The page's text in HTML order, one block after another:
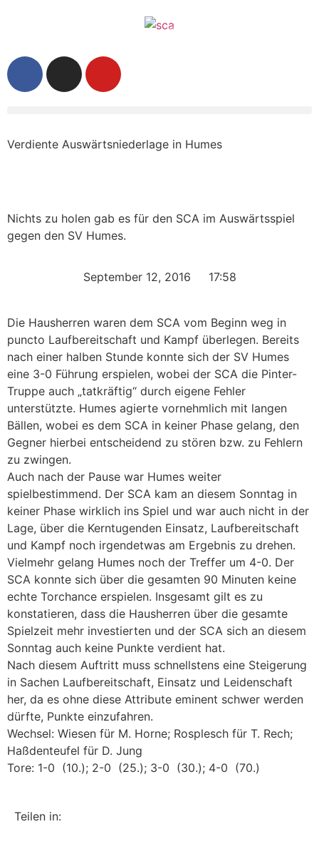
Verdiente Auswärtsniederlage in Humes
Nichts zu holen gab es für den SCA im Auswärtsspiel
gegen den SV Humes.
September 12, 2016 17:58
Die Hausherren waren dem SCA vom Beginn weg in
puncto Laufbereitschaft und Kampf überlegen. Bereits
nach einer halben Stunde konnte sich der SV Humes
eine 3-0 Führung erspielen, wobei der SCA die Pinter-
Truppe auch „tatkräftig“ durch eigene Fehler
unterstützte. Humes agierte vornehmlich mit langen
Bällen, wobei es dem SCA in keiner Phase gelang, den
Gegner hierbei entscheidend zu stören bzw. zu Fehlern
zu zwingen.
Auch nach der Pause war Humes weiter
spielbestimmend. Der SCA kam an diesem Sonntag in
keiner Phase wirklich ins Spiel und war auch nicht in der
Lage, über die Kerntugenden Einsatz, Laufbereitschaft
und Kampf noch irgendetwas am Ergebnis zu drehen.
Vielmehr gelang Humes noch der Treffer um 4-0. Der
SCA konnte sich über die gesamten 90 Minuten keine
echte Torchance erspielen. Insgesamt gilt es zu
konstatieren, dass die Hausherren über die gesamte
Spielzeit mehr investierten und der SCA sich an diesem
Sonntag auch keine Punkte verdient hat.
Nach diesem Auftritt muss schnellstens eine Steigerung
in Sachen Laufbereitschaft, Einsatz und Leidenschaft
her, da es ohne diese Attribute eminent schwer werden
dürfte, Punkte einzufahren.
Wechsel: Wiesen für M. Horne; Rosplesch für T. Rech;
Haßdenteufel für D. Jung
Tore: 1-0 (10.); 2-0 (25.); 3-0 (30.); 4-0 (70.)
Teilen in: